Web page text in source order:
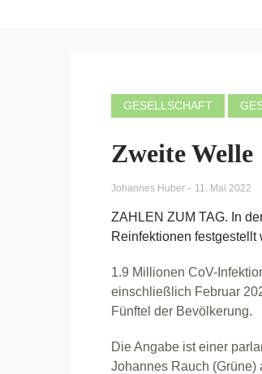
GESELLSCHAFT
Zweite Welle
Johannes Huber - 11. Mai 2022
ZAHLEN ZUM TAG. In
Reinfektionen festgestellt
1.9 Millionen CoV-
einschließlich Februar
Fünftel der Bevölkerung.
Die Angabe ist einer
Johannes Rauch (Grüne)